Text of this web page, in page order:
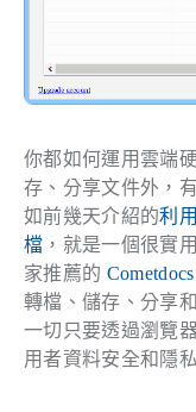
你都如何運用雲端
存、分享文件外，
如前幾天介紹的利
檔 ，就是一個很實
家推薦的 Cometdocs
轉檔、儲存、分享
一切只要透過瀏覽
用者資料安全和隱